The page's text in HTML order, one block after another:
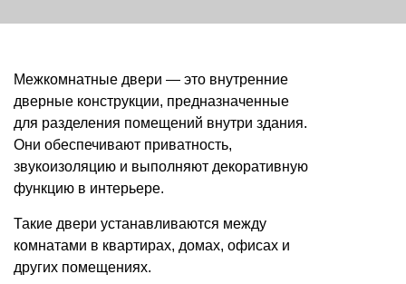
Межкомнатные двери — это внутренние
дверные конструкции, предназначенные
для разделения помещений внутри здания.
Они обеспечивают приватность,
звукоизоляцию и выполняют декоративную
функцию в интерьере.
Такие двери устанавливаются между
комнатами в квартирах, домах, офисах и
других помещениях.